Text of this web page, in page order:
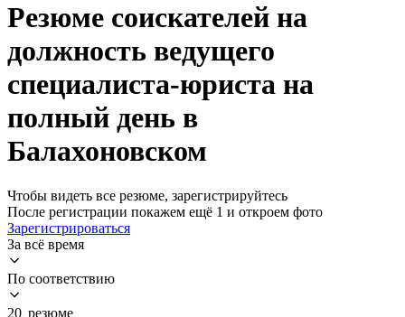
Резюме соискателей на
должность ведущего
специалиста-юриста на
полный день в
Балахоновском
Чтобы видеть все резюме, зарегистрируйтесь
После регистрации покажем ещё 1 и откроем фото
Зарегистрироваться
За всё время
По соответствию
20 резюме